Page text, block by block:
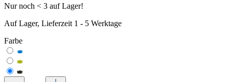
Nur noch < 3 auf Lager!
Auf Lager, Lieferzeit 1 - 5 Werktage
Farbe